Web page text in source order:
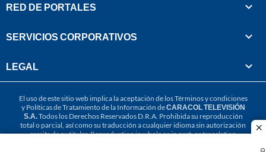
RED DE PORTALES
SERVICIOS CORPORATIVOS
LEGAL
El uso de este sitio web implica la aceptación de losTérminos y condiciones
y Políticas de Tratamiento de la Información deCARACOL TELEVISIÓN
S.A.Todos los Derechos Reservados D.R.A. Prohibida su reproducción
total o parcial, así como su traducción a cualquier idioma sin autorización
escrita de su titular. Reproduction in whole or in part, or translation